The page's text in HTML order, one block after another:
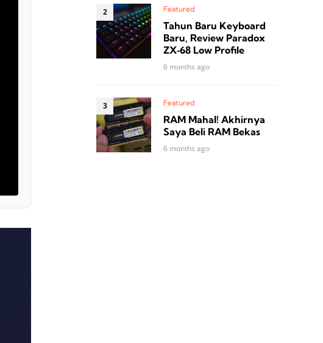
Featured
Tahun Baru Keyboard
Baru, Review Paradox
ZX‑68 Low Profile
6 months ago
Featured
RAM Mahal! Akhirnya
Saya Beli RAM Bekas
6 months ago